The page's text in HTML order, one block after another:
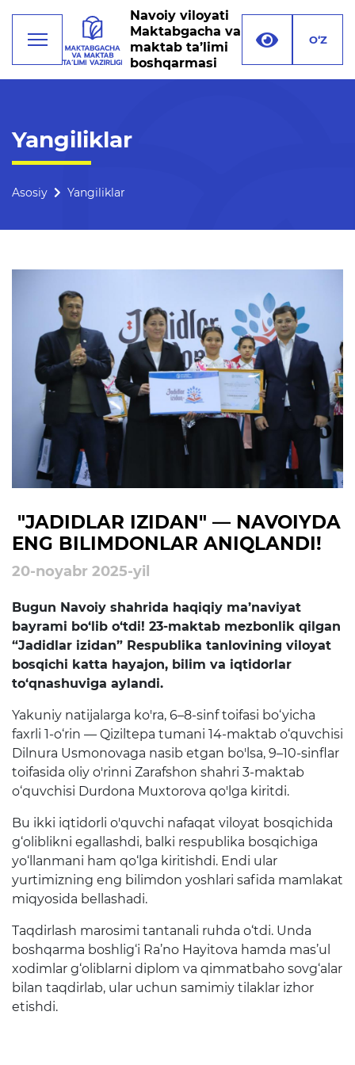
Boshqarma tuzilmasi
Xalqaro aloqalar
Ochiq majlislar o'tkazish
rejalari
Ta'lim
Tahliliy ma'lumotlar
Ta'limga doir terminlar
Kelajak markazi
Hisobotlar
Elektron kundalik
1-sinfga qabul
Elektron shahodatnoma
Raqamli kutubxona
Yagona elektron tizim
Malaka oshirish
Axborot xizmati
Press-relizlar
OAV biz haqimizda
Ma'ruzalar
Galereya
Navoiy viloyati
Maktabgacha va
maktab ta’limi
boshqarmasi
O‘Z
Yangiliklar
Asosiy Yangiliklar
"JADIDLAR IZIDAN" — NAVOIYDA
ENG BILIMDONLAR ANIQLANDI!
20-noyabr 2025-yil
Bugun Navoiy shahrida haqiqiy ma’naviyat
bayrami bo‘lib o‘tdi! 23-maktab mezbonlik qilgan
“Jadidlar izidan” Respublika tanlovining viloyat
bosqichi katta hayajon, bilim va iqtidorlar
to‘qnashuviga aylandi.
Yakuniy natijalarga ko'ra, 6–8-sinf toifasi bo‘yicha
faxrli 1-o‘rin — Qiziltepa tumani 14-maktab o‘quvchisi
Dilnura Usmonovaga nasib etgan bo'lsa, 9–10-sinflar
toifasida oliy o'rinni Zarafshon shahri 3-maktab
o‘quvchisi Durdona Muxtorova qo'lga kiritdi.
Bu ikki iqtidorli o'quvchi nafaqat viloyat bosqichida
g‘oliblikni egallashdi, balki respublika bosqichiga
yo‘llanmani ham qo‘lga kiritishdi. Endi ular
yurtimizning eng bilimdon yoshlari safida mamlakat
miqyosida bellashadi.
Taqdirlash marosimi tantanali ruhda o‘tdi. Unda
boshqarma boshlig‘i Ra’no Hayitova hamda mas’ul
xodimlar g‘oliblarni diplom va qimmatbaho sovg‘alar
bilan taqdirlab, ular uchun samimiy tilaklar izhor
etishdi.